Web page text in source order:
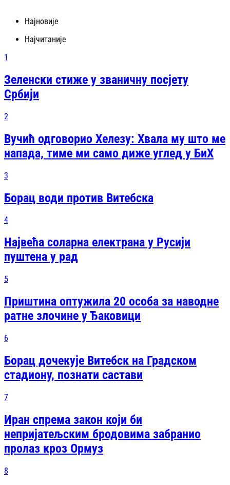
Најновије
Најчитаније
1
Зеленски стиже у званичну посјету
Србији
2
Вучић одговорио Хелезу: Хвала му што ме
напада, тиме ми само диже углед у БиХ
3
Борац води против Витебска
4
Највећа соларна електрана у Русији
пуштена у рад
5
Приштина оптужила 20 особа за наводне
ратне злочине у Ђаковици
6
Борац дочекује Витебск на Градском
стадиону, познати састави
7
Иран спрема закон који би
непријатељским бродовима забранио
пролаз кроз Ормуз
8